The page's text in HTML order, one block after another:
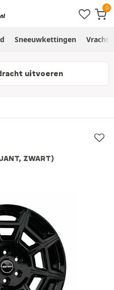
Sneeuwkettingen
uitvoeren
ZWART)